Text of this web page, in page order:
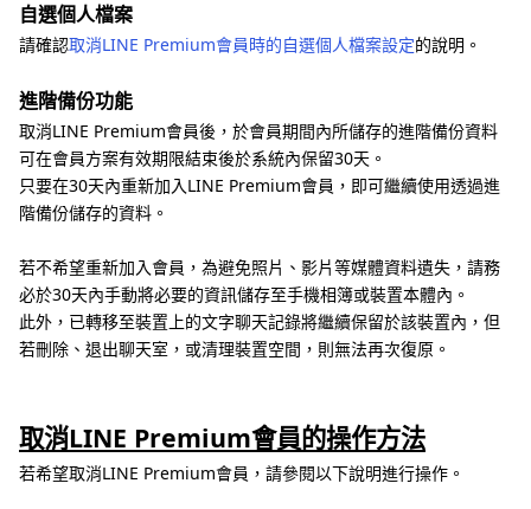
自選個人檔案
請確認取消LINE Premium會員時的自選個人檔案設定的說明。
進階備份功能
取消LINE Premium會員後，於會員期間內所儲存的進階備份資料
可在會員方案有效期限結束後於系統內保留30天。
只要在30天內重新加入LINE Premium會員，即可繼續使用透過進
階備份儲存的資料。
若不希望重新加入會員，為避免照片、影片等媒體資料遺失，請務
必於30天內手動將必要的資訊儲存至手機相簿或裝置本體內。
此外，已轉移至裝置上的文字聊天記錄將繼續保留於該裝置內，但
若刪除、退出聊天室，或清理裝置空間，則無法再次復原。
取消LINE Premium會員的操作方法
若希望取消LINE Premium會員，請參閱以下說明進行操作。